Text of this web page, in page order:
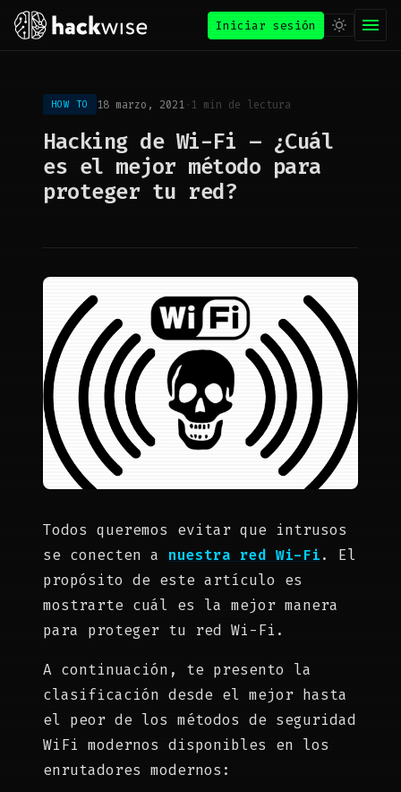
Iniciar sesión
HOW TO 18 marzo, 2021· 1 min de lectura
Hacking de Wi-Fi – ¿Cuál
es el mejor método para
proteger tu red?
Todos queremos evitar que intrusos
se conecten a nuestra red Wi-Fi. El
propósito de este artículo es
mostrarte cuál es la mejor manera
para proteger tu red Wi-Fi.
A continuación, te presento la
clasificación desde el mejor hasta
el peor de los métodos de seguridad
WiFi modernos disponibles en los
enrutadores modernos: